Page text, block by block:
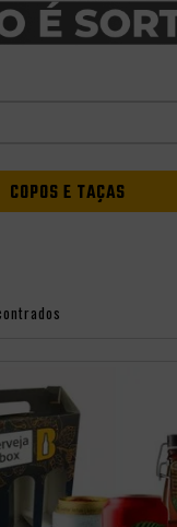
COPOS E TAÇAS